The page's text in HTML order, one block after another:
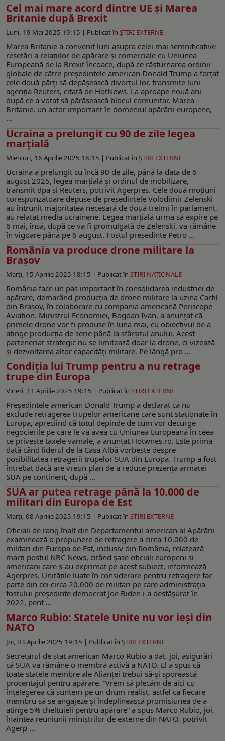
Cel mai mare acord dintre UE și Marea
Britanie după Brexit
Luni, 19 Mai 2025 19:15 | Publicat în ŞTIRI EXTERNE
Marea Britanie a convenit luni asupra celei mai semnificative
resetări a relațiilor de apărare și comerciale cu Uniunea
Europeană de la Brexit încoace, după ce răsturnarea ordinii
globale de către președintele american Donald Trump a forțat
cele două părți să depășească divorțul lor, transmite luni
agenția Reuters, citată de HotNews. La aproape nouă ani
după ce a votat să părăsească blocul comunitar, Marea
Britanie, un actor important în domeniul apărării europene,
...
Ucraina a prelungit cu 90 de zile legea
marțială
Miercuri, 16 Aprilie 2025 18:15 | Publicat în ŞTIRI EXTERNE
Ucraina a prelungit cu încă 90 de zile, până la data de 6
august 2025, legea marțială și ordinul de mobilizare,
transmit dpa și Reuters, potrivit Agerpres. Cele două moțiuni
corespunzătoare depuse de președintele Volodimir Zelenski
au întrunit majoritatea necesară de două treimi în parlament,
au relatat media ucrainene. Legea marțială urma să expire pe
6 mai, însă, după ce va fi promulgată de Zelenski, va rămâne
în vigoare până pe 6 august. Fostul președinte Petro ...
România va produce drone militare la
Brașov
Marți, 15 Aprilie 2025 18:15 | Publicat în ŞTIRI NAŢIONALE
România face un pas important în consolidarea industriei de
apărare, demarând producția de drone militare la uzina Carfil
din Brașov, în colaborare cu compania americană Periscope
Aviation. Ministrul Economiei, Bogdan Ivan, a anunțat că
primele drone vor fi produse în luna mai, cu obiectivul de a
atinge producția de serie până la sfârșitul anului. Acest
parteneriat strategic nu se limitează doar la drone, ci vizează
și dezvoltarea altor capacități militare. Pe lângă pro ...
Condiția lui Trump pentru a nu retrage
trupe din Europa
Vineri, 11 Aprilie 2025 19:15 | Publicat în ŞTIRI EXTERNE
Președintele american Donald Trump a declarat că nu
exclude retragerea trupelor americane care sunt staţionate în
Europa, apreciind că totul depinde de cum vor decurge
negocierile pe care le va avea cu Uniunea Europeană în ceea
ce privește taxele vamale, a anunțat Hotwnes.ro. Este prima
dată când liderul de la Casa Albă vorbește despre
posibilitatea retragerii trupelor SUA din Europa. Trump a fost
întrebat dacă are vreun plan de a reduce prezența armatei
SUA pe continent, după ...
SUA ar putea retrage până la 10.000 de
militari din Europa de Est
Marți, 08 Aprilie 2025 19:15 | Publicat în ŞTIRI EXTERNE
Oficiali de rang înalt din Departamentul american al Apărării
examinează o propunere de retragere a circa 10.000 de
militari din Europa de Est, inclusiv din România, relatează
marți postul NBC News, citând șase oficiali europeni și
americani care s-au exprimat pe acest subiect, informează
Agerpres. Unitățile luate în considerare pentru retragere fac
parte din cei circa 20.000 de militari pe care administrația
fostului președinte democrat Joe Biden i-a desfășurat în
2022, pent ...
Marco Rubio: Statele Unite nu vor ieși din
NATO
Joi, 03 Aprilie 2025 19:15 | Publicat în ŞTIRI EXTERNE
Secretarul de stat american Marco Rubio a dat, joi, asigurări
că SUA va rămâne o membră activă a NATO. El a spus că
toate statele membre ale Alianței trebui să-și sporească
procentajul pentru apărare. ”Vrem să plecăm de aici cu
înțelegerea că suntem pe un drum realist, astfel ca fiecare
membru să se angajeze și îndeplinească promisiunea de a
atinge 5% cheltuieli pentru apărare” a spus Marco Rubio, joi,
înaintea reuniunii miniștrilor de externe din NATO, potrivit
Agerp ...